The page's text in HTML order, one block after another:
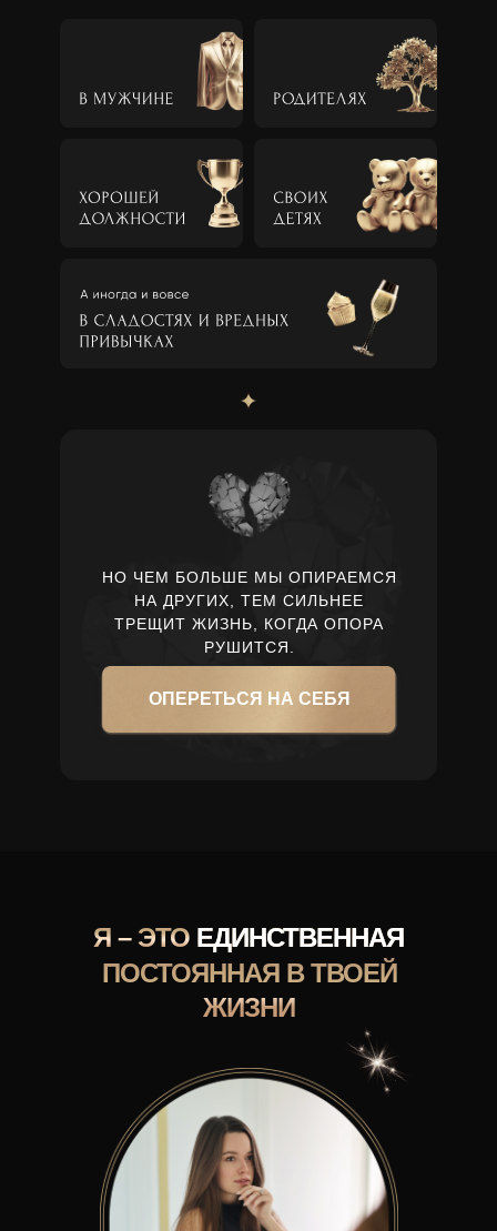
ОПЕРЕТЬСЯ НА СЕБЯ
НО ЧЕМ БОЛЬШЕ МЫ ОПИРАЕМСЯ
НА ДРУГИХ, ТЕМ СИЛЬНЕЕ
ТРЕЩИТ ЖИЗНЬ, КОГДА ОПОРА
РУШИТСЯ.
Кто-то или что-то, дающее ощущение
«Я могу» и «Я важна»
Я – ЭТО ЕДИНСТВЕННАЯ
ПОСТОЯННАЯ В ТВОЕЙ
ЖИЗНИ